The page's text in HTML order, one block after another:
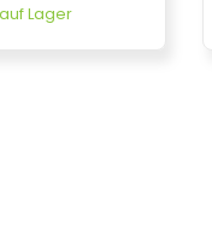
auf Lager